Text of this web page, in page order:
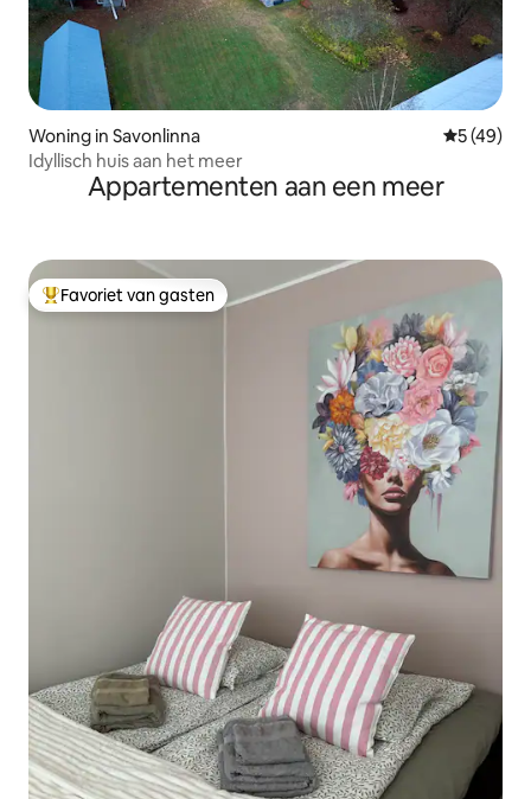
Woning in Savonlinna
5 (49)
Idyllisch huis aan het meer
Appartementen aan een meer
Topfavoriet van gasten
Favoriet van gasten